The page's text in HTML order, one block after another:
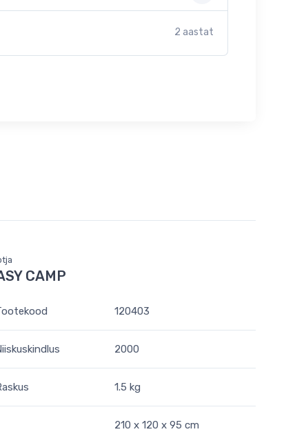
2 aastat
CAMP
120403
2000
1.5 kg
210 x 120 x 95 cm